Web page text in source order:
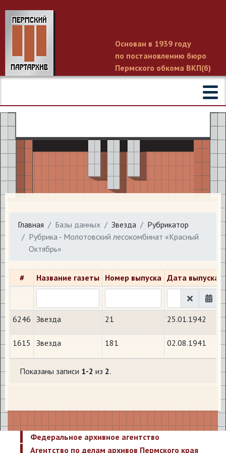
Основан в 1939 году
по постановлению бюро
Пермского обкома ВКП(б)
Главная Базы данных Звезда
Рубрикатор
Рубрика - Молотовский лесокомбинат «Красный
Октябрь»
# Название газеты Номер выпуска Дата выпуска
6246 Звезда 21 25.01.1942
1615 Звезда 181 02.08.1941
Показаны записи 1-2 из 2.
Федеральное архивное агентство
Агентство по делам архивов Пермского края